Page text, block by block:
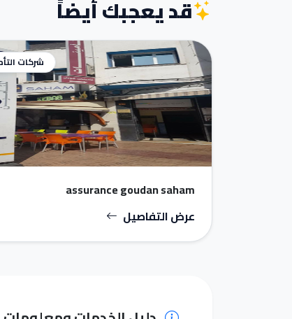
قد يعجبك أيضاً
شركات
assurance goudan saham
عرض التفاصيل